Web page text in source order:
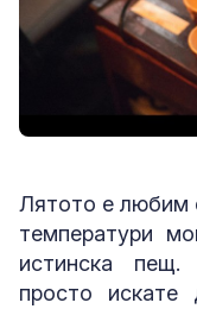
Лятото е любим
температури
истинска
просто искате